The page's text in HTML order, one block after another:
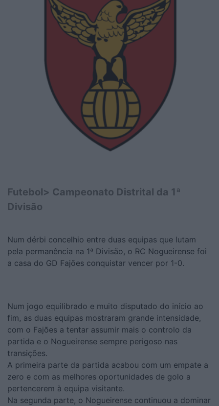
Futebol> Campeonato Distrital da 1ª
Divisão
Num dérbi concelhio entre duas equipas que lutam
pela permanência na 1ª Divisão, o RC Nogueirense foi
a casa do GD Fajões conquistar vencer por 1-0.
Num jogo equilibrado e muito disputado do início ao
fim, as duas equipas mostraram grande intensidade,
com o Fajões a tentar assumir mais o controlo da
partida e o Nogueirense sempre perigoso nas
transições.
A primeira parte da partida acabou com um empate a
zero e com as melhores oportunidades de golo a
pertencerem à equipa visitante.
Na segunda parte, o Nogueirense continuou a dominar